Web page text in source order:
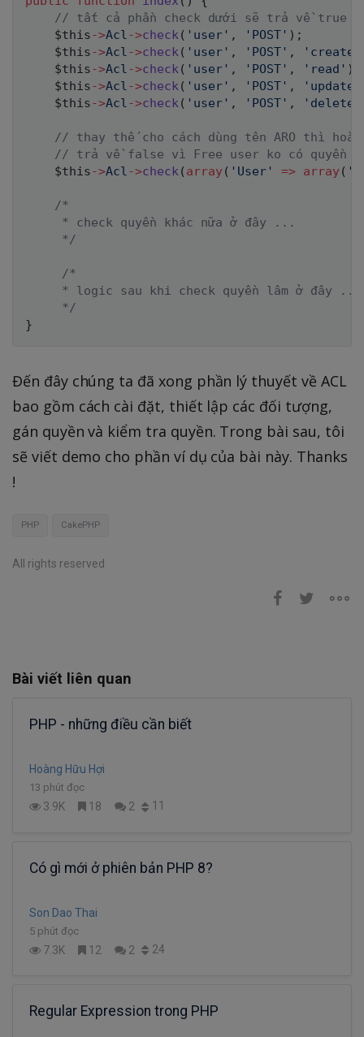
// tất cả phần check dưới sẽ trả về true
$this->Acl->check( 'user' , 'POST' ) ;
$this->Acl->check( 'user' , 'POST' , 'create'
$this->Acl->check( 'user' , 'POST' , 'read' )
$this->Acl->check( 'user' , 'POST' , 'update'
$this->Acl->check( 'user' , 'POST' , 'delete'
// thay thế cho cách dùng tên ARO thì
// trả về false vì Free user ko có quyền
$this->Acl->check( array ( 'User' => array (
/*
     * check quyền khác nữa ở đây ...
     */
/*
     * logic sau khi check quyền lâm ở đây ...
     */
}
Đến đây chúng ta đã xong phần lý thuyết về ACL
bao gồm cách cài đặt, thiết lập các đối tượng,
gán quyền và kiểm tra quyền. Trong bài sau, tôi
sẽ viết demo cho phần ví dụ của bài này. Thanks
!
PHP CakePHP
All rights reserved
Bài viết liên quan
PHP - những điều cần biết
Hoàng Hữu Hợi
13 phút đọc
3.9K 18 2 11
Có gì mới ở phiên bản PHP 8?
Son Dao Thai
5 phút đọc
7.3K 12 2 24
Regular Expression trong PHP